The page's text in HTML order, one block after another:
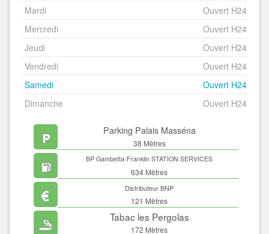
Mardi
Ouvert H24
Mercredi
Ouvert H24
Jeudi
Ouvert H24
Vendredi
Ouvert H24
Samedi
Ouvert H24
Dimanche
Ouvert H24
Parking Palais Masséna
38 Mètres
BP Gambetta-Franklin STATION SERVICES
634 Mètres
Distributeur BNP
121 Mètres
Tabac les Pergolas
172 Mètres